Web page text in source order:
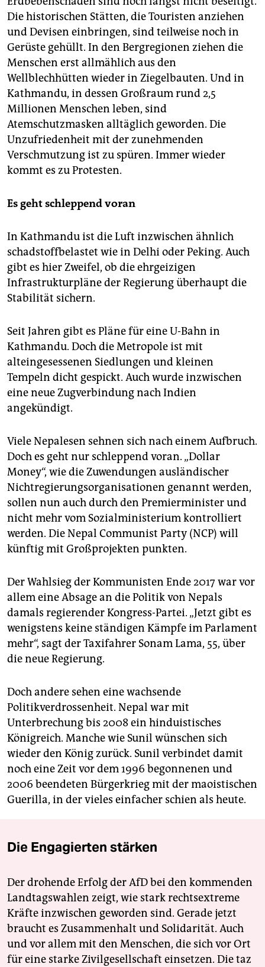
Die historischen Stätten, die Touristen anziehen
und Devisen einbringen, sind teilweise noch in
Gerüste gehüllt. In den Bergregionen ziehen die
Menschen erst allmählich aus den
Wellblechhütten wieder in Ziegelbauten. Und in
Kath­mandu, in dessen Großraum rund 2,5
Millionen Menschen leben, sind
Atemschutzmasken alltäglich geworden. Die
Unzufriedenheit mit der zunehmenden
Verschmutzung ist zu spüren. Immer wieder
kommt es zu Protesten.
Es geht schleppend voran
In Kathmandu ist die Luft inzwischen ähnlich
schadstoffbelastet wie in Delhi oder Peking. Auch
gibt es hier Zweifel, ob die ehrgeizigen
Infrastrukturpläne der Regierung überhaupt die
Stabilität sichern.
Seit Jahren gibt es Pläne für eine U-Bahn in
Kathmandu. Doch die Metropole ist mit
alteingesessenen Siedlungen und kleinen
Tempeln dicht gespickt. Auch wurde inzwischen
eine neue Zugverbindung nach Indien
angekündigt.
Viele Nepalesen sehnen sich nach einem Aufbruch.
Doch es geht nur schleppend voran. „Dollar
Money“, wie die Zuwendungen ausländischer
Nichtregierungsorganisationen genannt werden,
sollen nun auch durch den Premierminister und
nicht mehr vom Sozialministerium kontrolliert
werden. Die Nepal Communist Party (NCP) will
künftig mit Großprojekten punkten.
Der Wahlsieg der Kommunisten Ende 2017 war vor
allem eine Absage an die Politik von Nepals
damals regierender Kongress-Partei. „Jetzt gibt es
wenigstens keine ständigen Kämpfe im Parlament
mehr“, sagt der Taxifahrer Sonam Lama, 55, über
die neue Regierung.
Doch andere sehen eine wachsende
Politikverdrossenheit. Nepal war mit
Unterbrechung bis 2008 ein hinduistisches
Königreich. Manche wie Sunil wünschen sich
wieder den König zurück. Sunil verbindet damit
noch eine Zeit vor dem 1996 begonnenen und
2006 beendeten Bürgerkrieg mit der maoistischen
Guerilla, in der vieles einfacher schien als heute.
Die Engagierten stärken
Der drohende Erfolg der AfD bei den kommenden
Landtagswahlen zeigt, wie stark rechtsextreme
Kräfte inzwischen geworden sind. Gerade jetzt
braucht es Zusammenhalt und Solidarität. Auch
und vor allem mit den Menschen, die sich vor Ort
für eine starke Zivilgesellschaft einsetzen. Die taz